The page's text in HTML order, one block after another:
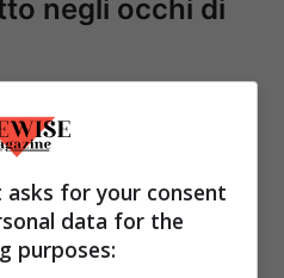
negli occhi di
lungi dall’essere una
è una vera e propria
di Bice. E lei stessa
ciò che è, ma per ciò
sapere, è scavata fino
for your consent
data for the
purposes: